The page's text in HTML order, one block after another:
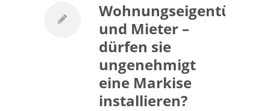
Wohnungseigentümer
und Mieter –
dürfen sie
ungenehmigt
eine Markise
installieren?